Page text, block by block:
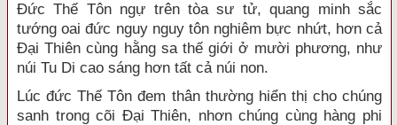
Đức Thế Tôn ngự trên tòa sư tử, quang minh sắc
tướng oai đức nguy nguy tôn nghiêm bực nhứt, hơn cả
Đại Thiên cùng hằng sa thế giới ở mười phương, như
núi Tu Di cao sáng hơn tất cả núi non.
Lúc đức Thế Tôn đem thân thường hiển thị cho chúng
sanh trong cõi Đại Thiên, nhơn chúng cùng hàng phi